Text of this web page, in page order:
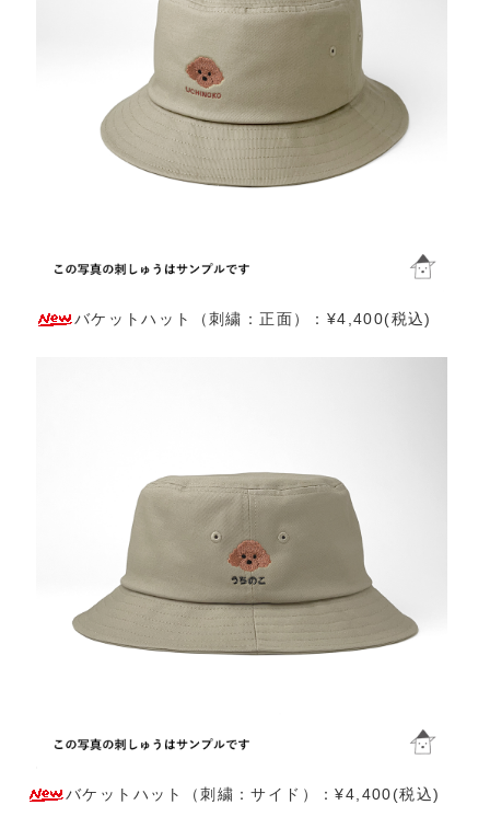
バケットハット（刺繍：正面）：¥4,400(税込)
バケットハット（刺繍：サイド）：¥4,400(税込)